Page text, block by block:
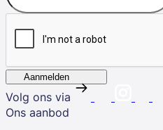
Aanmelden
Volg ons via
Ons aanbod